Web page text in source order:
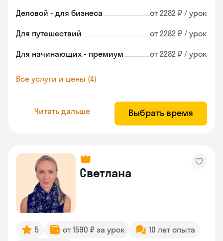
Деловой - для бизнеса от 2282 ₽ / урок
Для путешествий от 2282 ₽ / урок
Для начинающих - премиум от 2282 ₽ / урок
Все услуги и цены (4)
Читать дальше Выбрать время
Светлана
5 от 1590 ₽ за урок
10 лет опыта